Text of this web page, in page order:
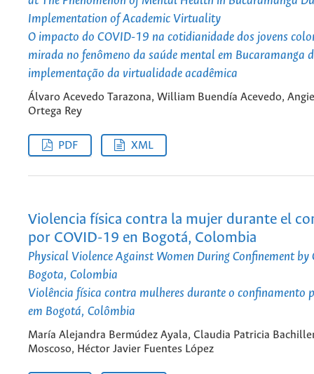
Implementation of Academic Virtuality
O impacto do COVID-19 na cotidianidade dos jovens
mirada no fenômeno da saúde mental em Bucaramanga
implementação da virtualidade acadêmica
Álvaro Acevedo Tarazona, William Buendía Acevedo, Angie
Ortega Rey
PDF XML
Violencia física contra la mujer durante el
por COVID-19 en Bogotá, Colombia
Physical Violence Against Women During Confinement
Bogota, Colombia
Violência física contra mulheres durante o confinamento
em Bogotá, Colômbia
María Alejandra Bermúdez Ayala, Claudia Patricia
Moscoso, Héctor Javier Fuentes López